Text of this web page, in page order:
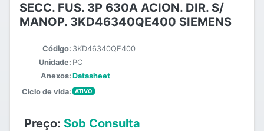
SECC. FUS. 3P 630A ACION. DIR. S/
MANOP. 3KD46340QE400 SIEMENS
Código: 3KD46340QE400
Unidade: PC
Anexos: Datasheet
Ciclo de vida:
ATIVO
Preço: Sob Consulta